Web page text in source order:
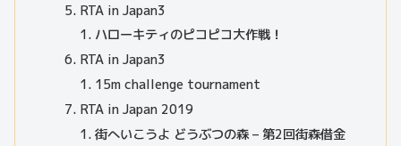
RTA in Japan3
ハローキティのピコピコ大作戦！
RTA in Japan3
15m challenge tournament
RTA in Japan 2019
街へいこうよ どうぶつの森 – 第2回街森借金